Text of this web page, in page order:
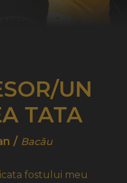
UN
TATA
/ Bacău
fostului meu